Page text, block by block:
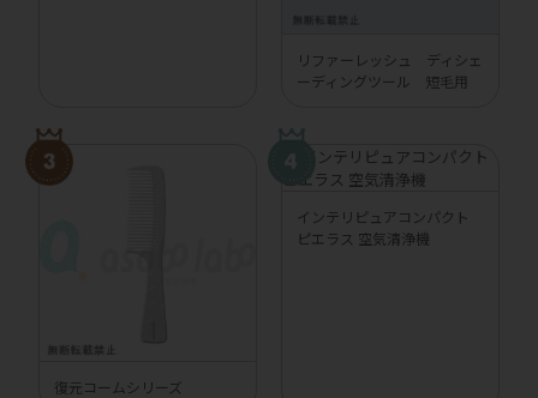
リファーレッシュ ディシェ
ーディングツール 短毛用
復元コームシリーズ
インテリピュアコンパクト
ピエラス 空気清浄機